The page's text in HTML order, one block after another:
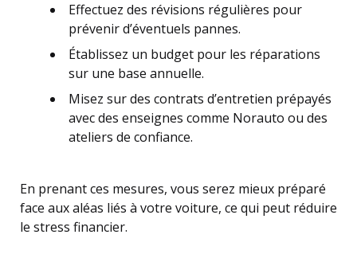
Effectuez des révisions régulières pour
prévenir d’éventuels pannes.
Établissez un budget pour les réparations
sur une base annuelle.
Misez sur des contrats d’entretien prépayés
avec des enseignes comme Norauto ou des
ateliers de confiance.
En prenant ces mesures, vous serez mieux préparé
face aux aléas liés à votre voiture, ce qui peut réduire
le stress financier.